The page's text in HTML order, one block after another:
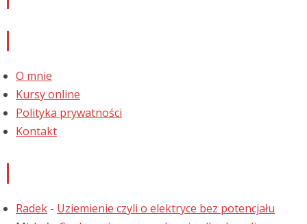
O mnie
Kursy online
Polityka prywatności
Kontakt
Radek - Uziemienie czyli o elektryce bez potencjału